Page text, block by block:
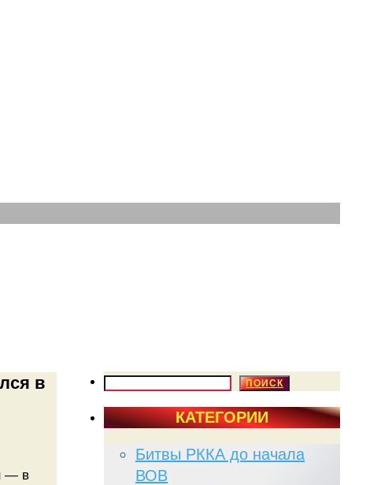
в
— в
ПОИСК
КАТЕГОРИИ
Битвы РККА до начала
ВОВ